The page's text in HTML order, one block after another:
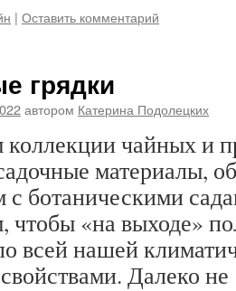
| Оставить комментарий
грядки
автором Катерина Подолецких
чайных и
материалы,
с ботаническими
чтобы «на выходе»
всей нашей
Далеко